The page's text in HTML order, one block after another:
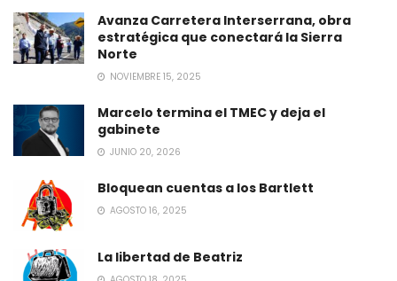
Avanza Carretera Interserrana, obra
estratégica que conectará la Sierra
Norte
NOVIEMBRE 15, 2025
Marcelo termina el TMEC y deja el
gabinete
JUNIO 20, 2026
Bloquean cuentas a los Bartlett
AGOSTO 16, 2025
La libertad de Beatriz